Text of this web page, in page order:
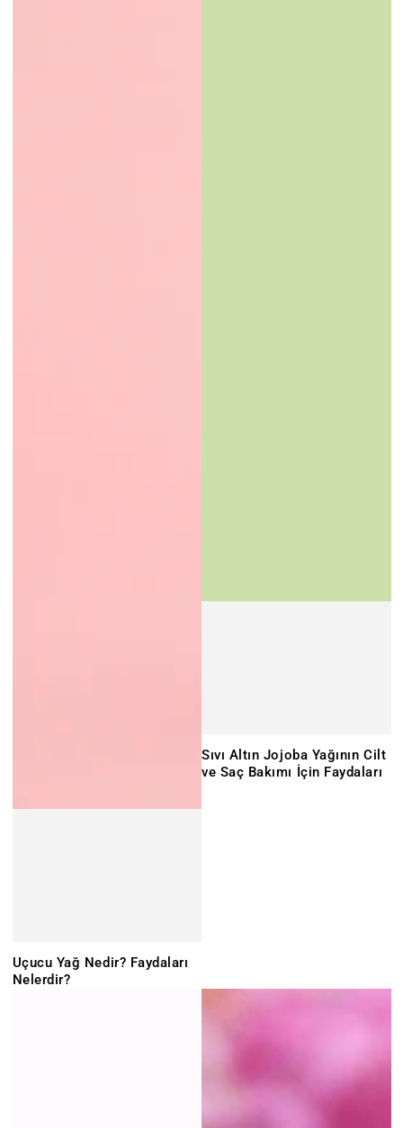
Uçucu Yağ Nedir? Faydaları
Nelerdir?
Sıvı Altın Jojoba Yağının Cilt
ve Saç Bakımı İçin Faydaları